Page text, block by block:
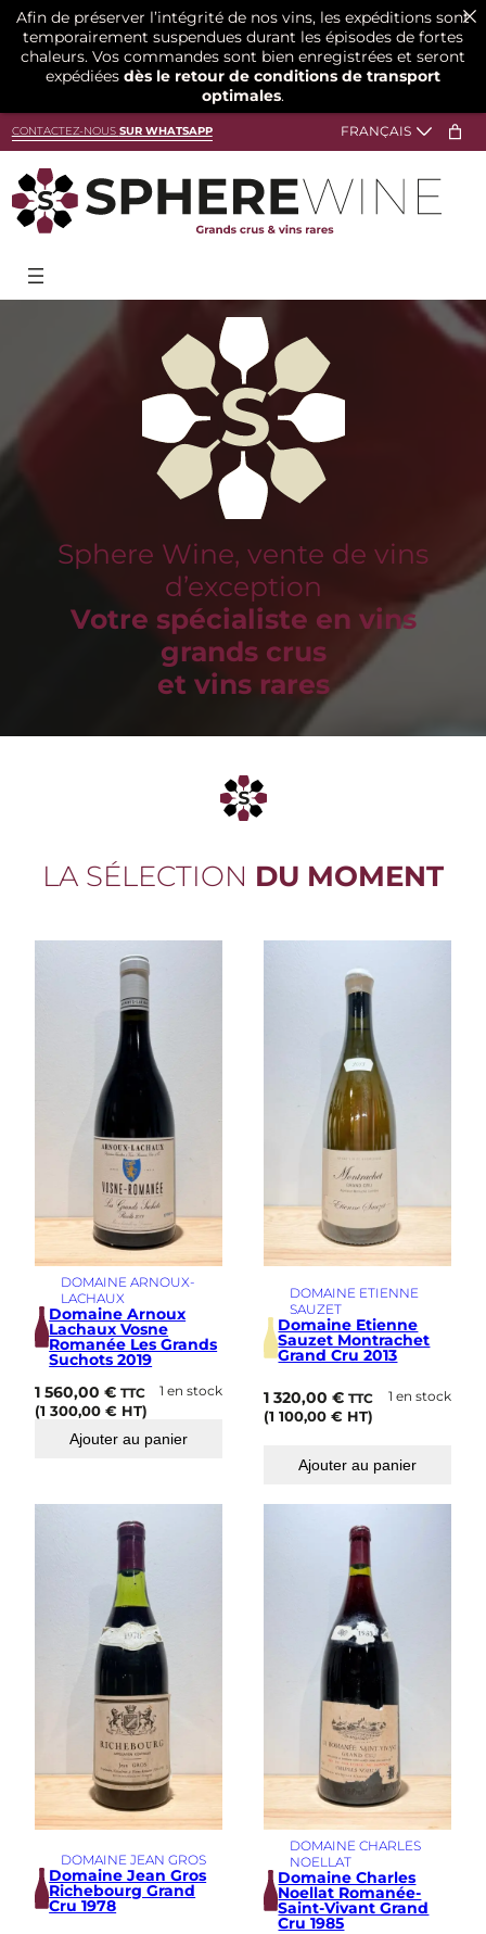
CONTACTEZ-NOUS SUR WHATSAPP
Sphere Wine, vente de vins
d’exception
Votre spécialiste en vins
grands crus
et vins rares
LA SÉLECTION DU MOMENT
DOMAINE ARNOUX-
LACHAUX
Domaine Arnoux
Lachaux Vosne
Romanée Les Grands
Suchots 2019
1 560,00€ TTC
(1 300,00€ HT)
1 en stock
Ajouter au panier
DOMAINE ETIENNE
SAUZET
Domaine Etienne
Sauzet Montrachet
Grand Cru 2013
1 320,00€ TTC
(1 100,00€ HT)
1 en stock
Ajouter au panier
DOMAINE JEAN GROS
Domaine Jean Gros
Richebourg Grand
Cru 1978
DOMAINE CHARLES
NOELLAT
Domaine Charles
Noellat Romanée-
Saint-Vivant Grand
Cru 1985
Afin de préserver l’intégrité de nos vins, les expéditions sont
temporairement suspendues durant les épisodes de fortes
chaleurs. Vos commandes sont bien enregistrées et seront
expédiées dès le retour de conditions de transport
optimales.